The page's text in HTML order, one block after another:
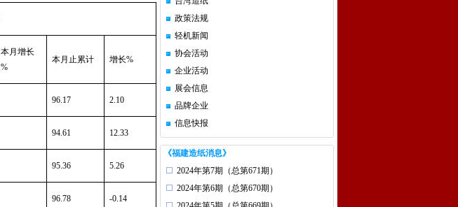
本月增长
%
本月止累计 增长%
96.17 2.10
94.61 12.33
95.36 5.26
96.78 -0.14
政策法规
轻机新闻
协会活动
企业活动
展会信息
品牌企业
信息快报
《福建造纸消息》
2024年第7期（总第671期）
2024年第6期（总第670期）